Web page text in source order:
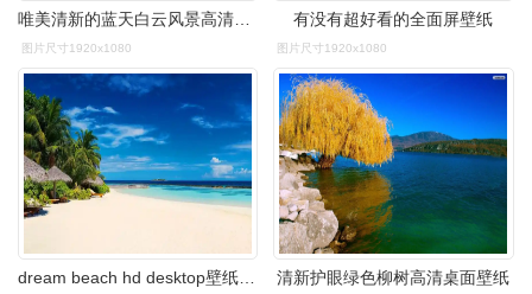
图片尺寸1920x1080
有没有超好看的全面屏壁纸
图片尺寸1920x1080
清新护眼绿色柳树高清桌面壁纸